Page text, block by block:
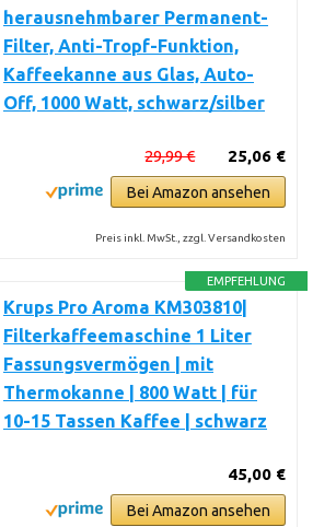
herausnehmbarer Permanent-
Filter, Anti-Tropf-Funktion,
Kaffeekanne aus Glas, Auto-
Off, 1000 Watt, schwarz/silber
25,06 €
29,99 €
Bei Amazon ansehen
Preis inkl. MwSt., zzgl. Versandkosten
EMPFEHLUNG
Krups Pro Aroma KM303810|
Filterkaffeemaschine 1 Liter
Fassungsvermögen | mit
Thermokanne | 800 Watt | für
10-15 Tassen Kaffee | schwarz
45,00 €
Bei Amazon ansehen